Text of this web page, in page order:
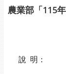
農業部「115
說 明：